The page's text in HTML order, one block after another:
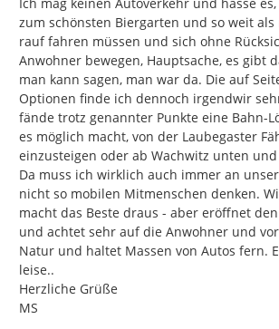
zum schönsten Biergarten und so weit
rauf fahren müssen und sich ohne
Anwohner bewegen, Hauptsache, es gibt
man kann sagen, man war da. Die auf
Optionen finde ich dennoch irgendwir
fände trotz genannter Punkte eine Bahn-
es möglich macht, von der Laubegaster
einzusteigen oder ab Wachwitz unten
Da muss ich wirklich auch immer an
nicht so mobilen Mitmenschen denken.
macht das Beste draus - aber eröffnet
und achtet sehr auf die Anwohner und
Natur und haltet Massen von Autos fern.
leise..
Herzliche Grüße
MS